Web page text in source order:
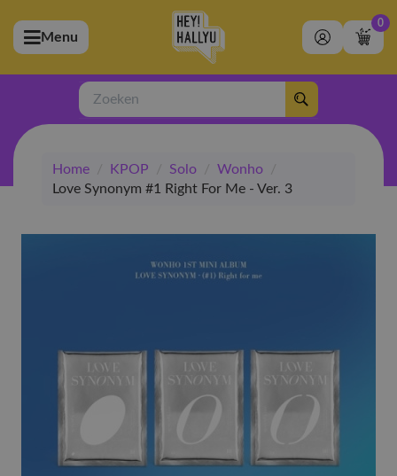
(Artiesten)
(Merchandise)
(Exclusive)
(Winkel)
Menu
0
Zoeken
Home / KPOP / Solo / Wonho
/
Love Synonym #1 Right For Me - Ver. 3